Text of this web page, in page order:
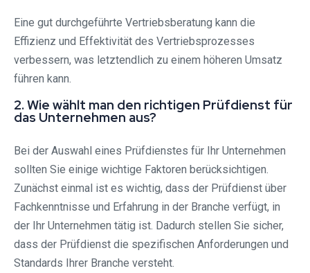
Eine gut durchgeführte Vertriebsberatung kann die
Effizienz und Effektivität des Vertriebsprozesses
verbessern, was letztendlich zu einem höheren Umsatz
führen kann.
2. Wie wählt man den richtigen Prüfdienst für
das Unternehmen aus?
Bei der Auswahl eines Prüfdienstes für Ihr Unternehmen
sollten Sie einige wichtige Faktoren berücksichtigen.
Zunächst einmal ist es wichtig, dass der Prüfdienst über
Fachkenntnisse und Erfahrung in der Branche verfügt, in
der Ihr Unternehmen tätig ist. Dadurch stellen Sie sicher,
dass der Prüfdienst die spezifischen Anforderungen und
Standards Ihrer Branche versteht.